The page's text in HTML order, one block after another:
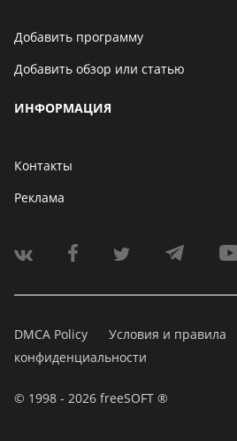
Добавить программу
Добавить обзор или статью
ИНФОРМАЦИЯ
Контакты
Реклама
DMCA Policy Условия и правила
конфиденциальности
© 1998 - 2026 freeSOFT ®